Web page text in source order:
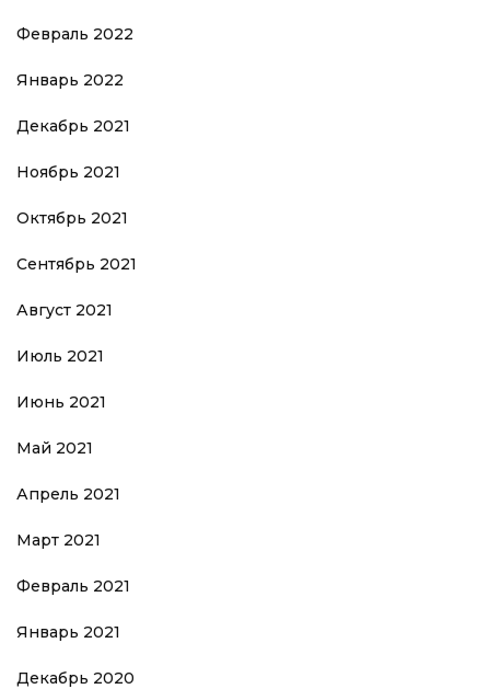
Февраль 2022
Январь 2022
Декабрь 2021
Ноябрь 2021
Октябрь 2021
Сентябрь 2021
Август 2021
Июль 2021
Июнь 2021
Май 2021
Апрель 2021
Март 2021
Февраль 2021
Январь 2021
Декабрь 2020